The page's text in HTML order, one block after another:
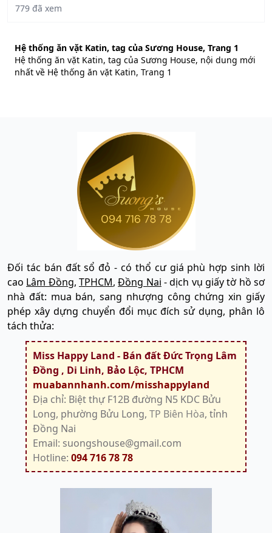
779 đã xem
Hệ thống ăn vặt Katin, tag của Sương House, Trang 1
Hệ thống ăn vặt Katin, tag của Sương House, nội dung mới
nhất về Hệ thống ăn vặt Katin, Trang 1
Đối tác bán đất sổ đỏ - có thổ cư giá phù hợp sinh lời
cao Lâm Đồng,TPHCM,Đồng Nai - dịch vụ giấy tờ hồ sơ
nhà đất: mua bán, sang nhượng công chứng xin giấy
phép xây dựng chuyển đổi mục đích sử dụng, phân lô
tách thửa:
Miss Happy Land - Bán đất Đức Trọng Lâm
Đồng , Di Linh, Bảo Lộc, TPHCM
muabannhanh.com/misshappyland
Địa chỉ: Biệt thự F12B đường N5 KDC Bửu
Long, phường Bửu Long, TP Biên Hòa, tỉnh
Đồng Nai
Email: suongshouse@gmail.com
Hotline: 094 716 78 78